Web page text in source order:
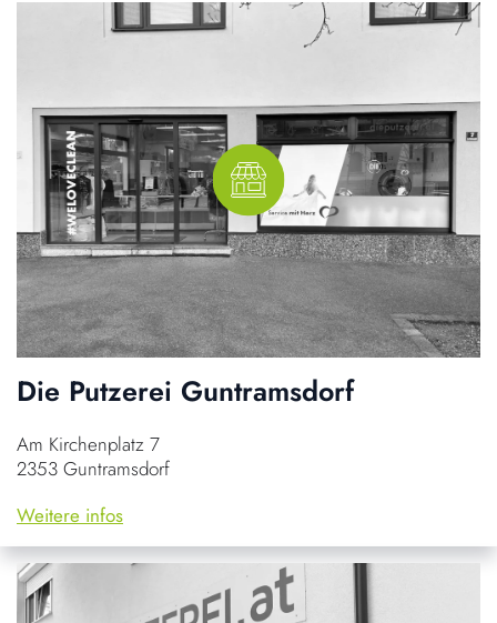
Die Putzerei Guntramsdorf
Am Kirchenplatz 7
2353 Guntramsdorf
Weitere infos